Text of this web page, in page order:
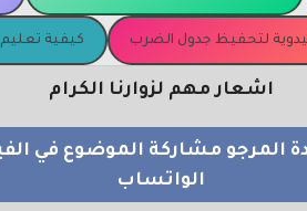
لتحفيظ جدول الضرب كيفية
اشعار مهم لزوارنا الكرام
المرجو مشاركة الموضوع في
الواتساب